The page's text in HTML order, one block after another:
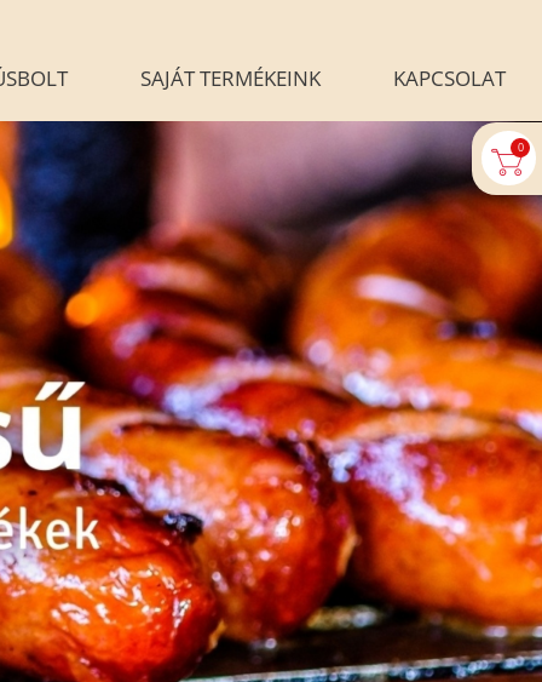
0
AUTOMATA
BLOG
SAJÁT TERMÉKEINK KAPCSOLAT